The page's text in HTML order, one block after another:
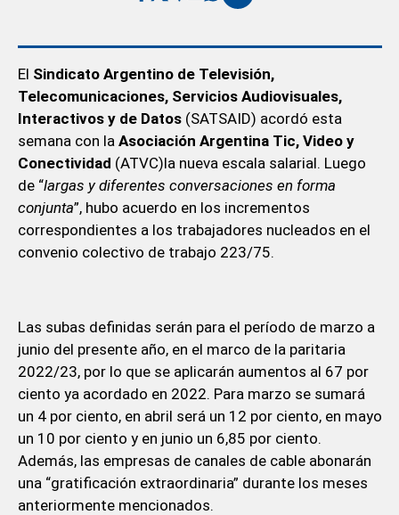
El Sindicato Argentino de Televisión,
Telecomunicaciones, Servicios Audiovisuales,
Interactivos y de Datos(SATSAID) acordó esta
semana con la Asociación Argentina Tic, Video y
Conectividad (ATVC)la nueva escala salarial. Luego
de “largas y diferentes conversaciones en forma
conjunta”, hubo acuerdo en los incrementos
correspondientes a los trabajadores nucleados en el
convenio colectivo de trabajo 223/75.
Las subas definidas serán para el período de marzo a
junio del presente año, en el marco de la paritaria
2022/23, por lo que se aplicarán aumentos al 67 por
ciento ya acordado en 2022. Para marzo se sumará
un 4 por ciento, en abril será un 12 por ciento, en mayo
un 10 por ciento y en junio un 6,85 por ciento.
Además, las empresas de canales de cable abonarán
una “gratificación extraordinaria” durante los meses
anteriormente mencionados.